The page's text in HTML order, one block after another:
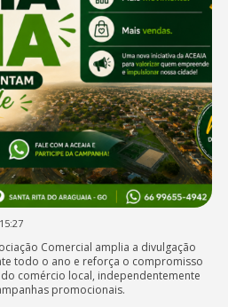
Comercial amplia a divulgação
todo o ano e reforça o compromisso
comércio local, independentemente
promocionais.